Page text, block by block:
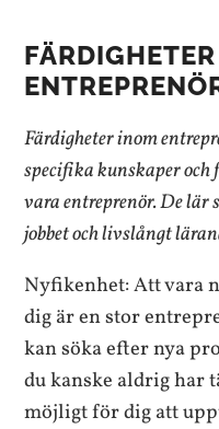
Färdigheter inom
specifika kunskaper och
vara entreprenör. De lär
jobbet och livslångt
Nyfikenhet: Att vara
dig är en stor
kan söka efter nya
du kanske aldrig har
möjligt för dig att